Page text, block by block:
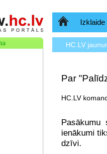
Sākumlapa
Izklaide
HC.LV
Par
HC.LV
Pasākumu
ienākumi
dzīvi.